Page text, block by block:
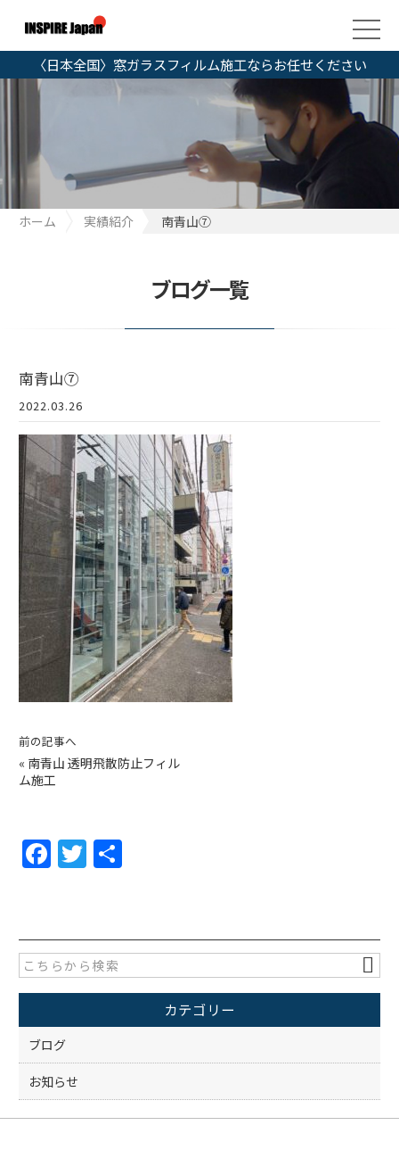
〈日本全国〉窓ガラスフィルム施工ならお任せください
ホーム 実績紹介 南青山⑦
ブログ一覧
南青山⑦
2022.03.26
前の記事へ
« 南青山 透明飛散防止フィル
ム施工
F
a
e
b
o
o
k
T
w
er
カテゴリー
ブログ
お知らせ